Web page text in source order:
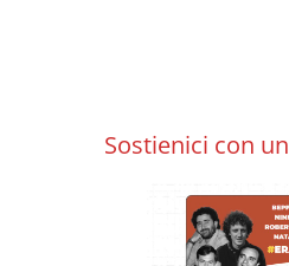
Sostienici con